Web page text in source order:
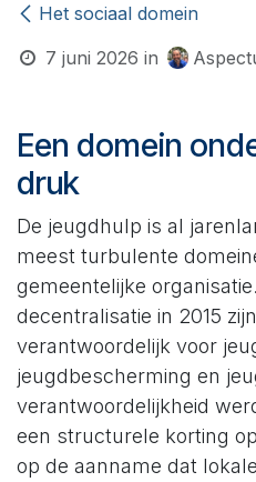
Het sociaal domein
7 juni 2026 in
Een domein
druk
De jeugdhulp is al
meest turbulente
gemeentelijke
decentralisatie in 2015
verantwoordelijk voor
jeugdbescherming en
verantwoordelijkheid
een structurele korting
op de aanname dat